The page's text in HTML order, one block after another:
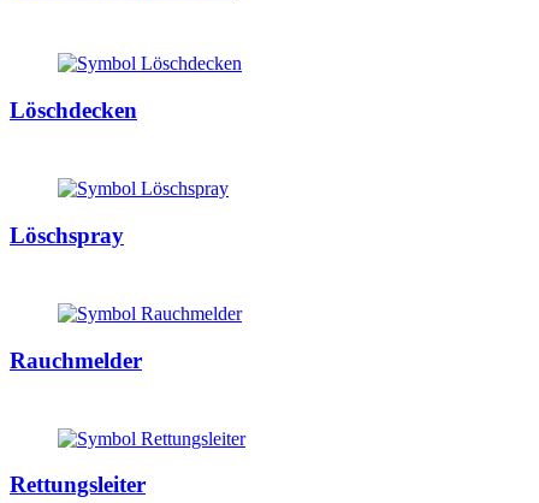
Löschdecken
Löschspray
Rauchmelder
Rettungsleiter